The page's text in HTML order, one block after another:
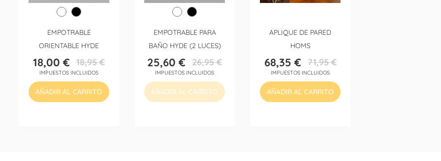
EMPOTRABLE
ORIENTABLE HYDE
(CUADRADO)
Precio
18,00 €Precio
base
18,95 €
IMPUESTOS INCLUIDOS
AÑADIR AL CARRITO
EMPOTRABLE PARA
BAÑO HYDE (2 LUCES)
Precio
25,60 €Precio
base
26,95 €
IMPUESTOS INCLUIDOS
AÑADIR AL CARRITO
APLIQUE DE PARED
HOMS
Precio
68,35 €Precio
base
71,95 €
IMPUESTOS INCLUIDOS
AÑADIR AL CARRITO